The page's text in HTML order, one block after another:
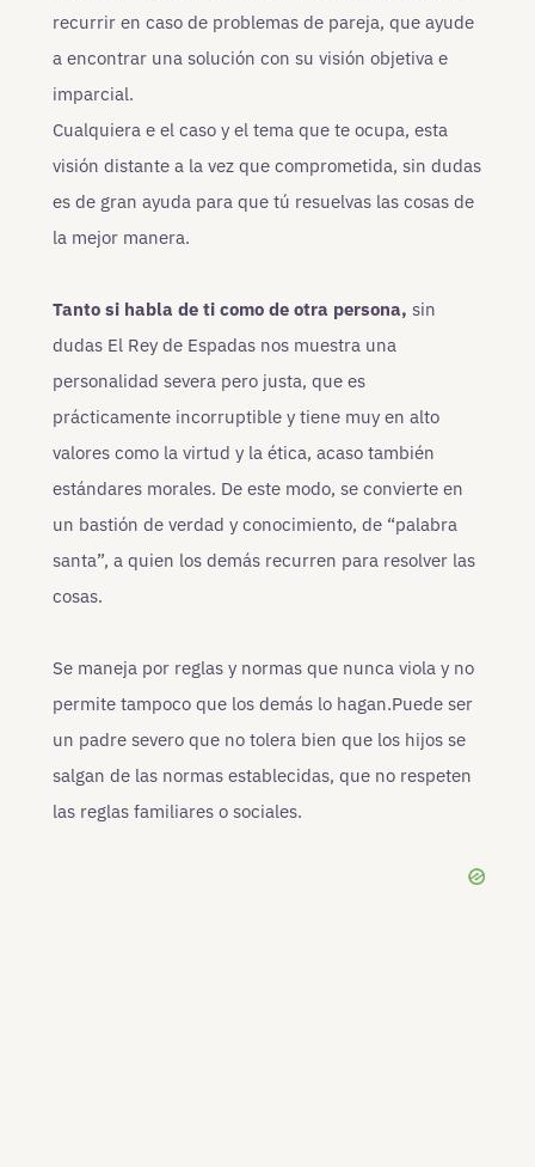
recurrir en caso de problemas de pareja, que ayude
a encontrar una solución con su visión objetiva e
imparcial.
Cualquiera e el caso y el tema que te ocupa, esta
visión distante a la vez que comprometida, sin dudas
es de gran ayuda para que tú resuelvas las cosas de
la mejor manera.
Tanto si habla de ti como de otra persona, sin
dudas El Rey de Espadas nos muestra una
personalidad severa pero justa, que es
prácticamente incorruptible y tiene muy en alto
valores como la virtud y la ética, acaso también
estándares morales. De este modo, se convierte en
un bastión de verdad y conocimiento, de “palabra
santa”, a quien los demás recurren para resolver las
cosas.
Se maneja por reglas y normas que nunca viola y no
permite tampoco que los demás lo hagan.Puede ser
un padre severo que no tolera bien que los hijos se
salgan de las normas establecidas, que no respeten
las reglas familiares o sociales.